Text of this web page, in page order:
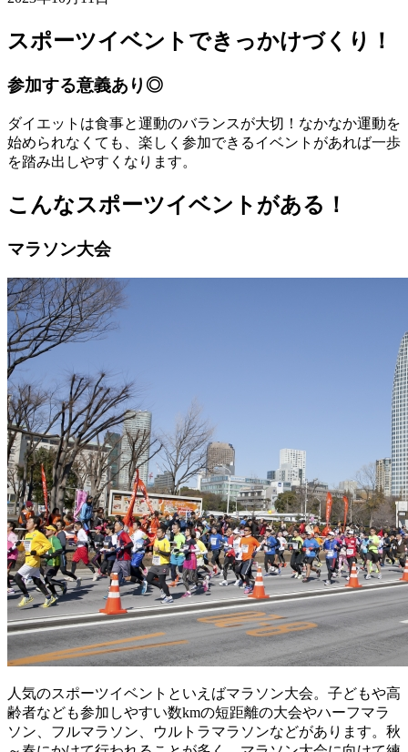
スポーツイベントできっかけづくり！
参加する意義あり◎
ダイエットは食事と運動のバランスが大切！なかなか運動を
始められなくても、楽しく参加できるイベントがあれば一歩
を踏み出しやすくなります。
こんなスポーツイベントがある！
マラソン大会
人気のスポーツイベントといえばマラソン大会。子どもや高
齢者なども参加しやすい数kmの短距離の大会やハーフマラ
ソン、フルマラソン、ウルトラマラソンなどがあります。秋